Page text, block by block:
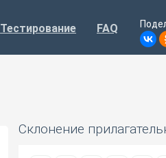
Тестирование FAQ
Склонение